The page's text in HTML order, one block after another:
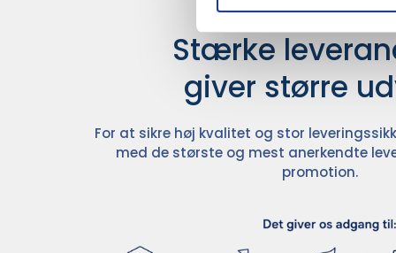
Stærke
giver større
For at sikre høj kvalitet og stor
med de største og mest anerkendte
promotion.